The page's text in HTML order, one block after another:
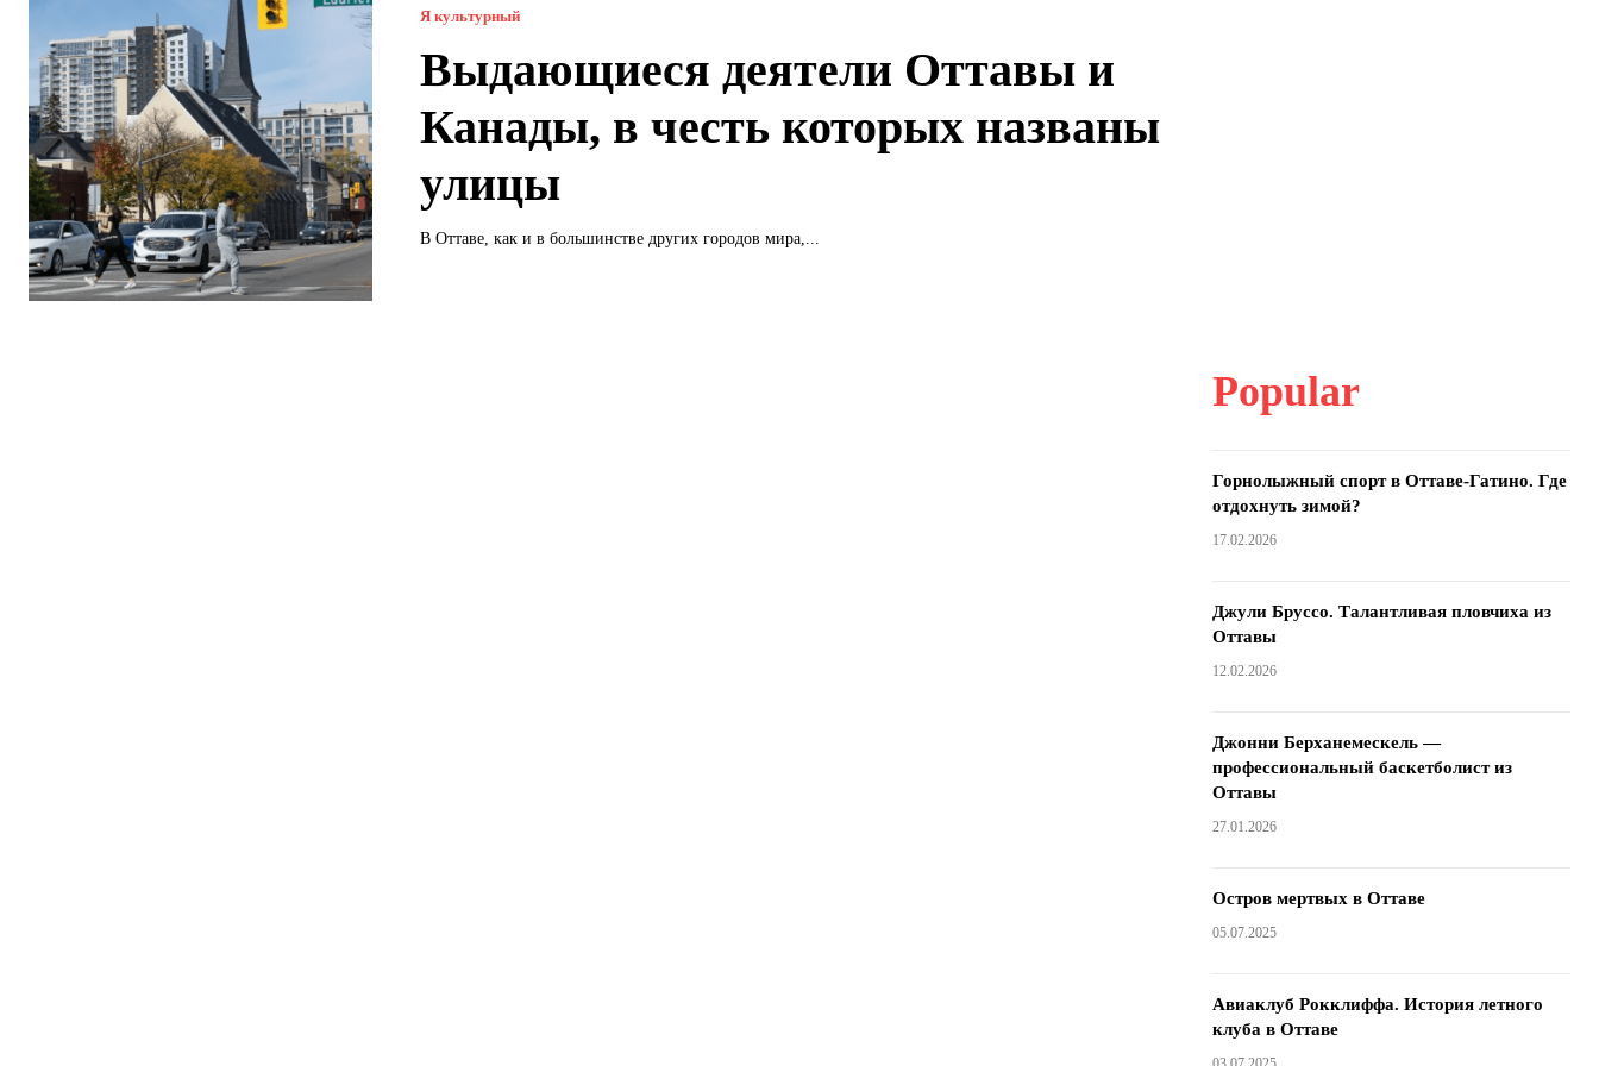
Я культурный
Выдающиеся деятели Оттавы и
Канады, в честь которых названы
улицы
В Оттаве, как и в большинстве других городов мира,...
Popular
Горнолыжный спорт в Оттаве-Гатино. Где
отдохнуть зимой?
17.02.2026
Джули Бруссо. Талантливая пловчиха из
Оттавы
12.02.2026
Джонни Берханемескель —
профессиональный баскетболист из
Оттавы
27.01.2026
Остров мертвых в Оттаве
05.07.2025
Авиаклуб Рокклиффа. История летного
клуба в Оттаве